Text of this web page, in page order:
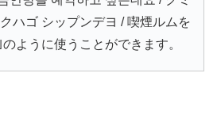
ハゴ シップンデヨ / 喫煙ルムを
ように使うことができます。